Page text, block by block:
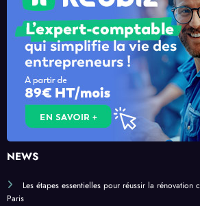
NEWS
Les étapes essentielles pour réussir la rénovation
Paris